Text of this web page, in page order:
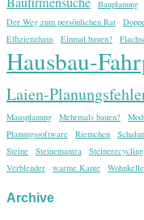
Bauplanung
Der Weg zum persönlichen Rat
Effizienzhaus
Einmal bauen?
Hausbau-
Laien-
Mausplanung
Mehrmals bauen?
Planungssoftware
Riemchen
Steine
Steinemantra Steinerecycling
Verblender
warme Kante
Archive